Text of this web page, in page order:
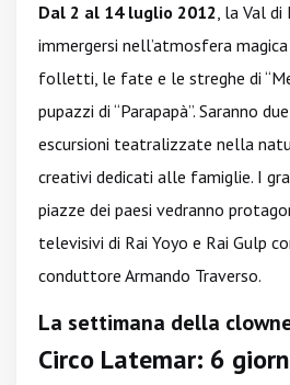
Dal 2 al 14 luglio 2012, la Val di
immergersi nell’atmosfera
folletti, le fate e le streghe di
pupazzi di “Parapapà”. Saranno
escursioni teatralizzate nella
creativi dedicati alle famiglie. I
piazze dei paesi vedranno
televisivi di Rai Yoyo e Rai Gulp
conduttore Armando Traverso.
La settimana della
Circo Latemar: 6